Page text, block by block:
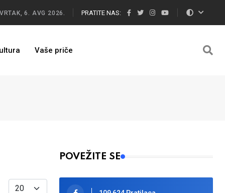
6. AVG 2026. PRATITE NAS:
Vaše priče
Display #
POVEŽITE SE